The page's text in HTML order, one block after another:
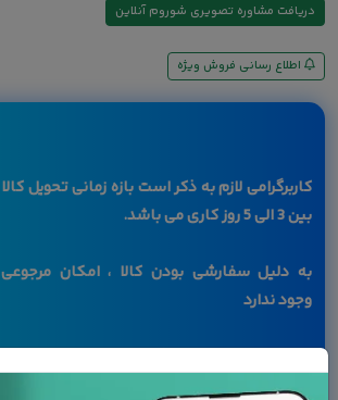
دریافت مشاوره تصویری شوروم آنلاین
اطلاع رسانی فروش ویژه
کاربرگرامی لازم به ذکر است بازه زمانی تحویل کالا
بین 3 الی 5 روز کاری می باشد.
به دلیل سفارشی بودن کالا ، امکان مرجوعی
وجود ندارد
دستگاه های مختلف، ممکن است رنگ محصولات